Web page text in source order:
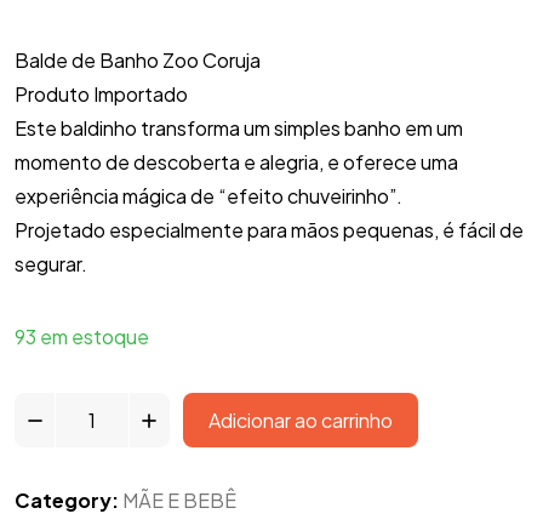
Balde de Banho Zoo Coruja
Produto Importado
Este baldinho transforma um simples banho em um
momento de descoberta e alegria, e oferece uma
experiência mágica de “efeito chuveirinho”.
Projetado especialmente para mãos pequenas, é fácil de
segurar.
93 em estoque
Adicionar ao carrinho
Category: MÃE E BEBÊ